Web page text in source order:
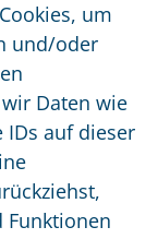
um
und/oder
Daten wie
IDs auf dieser
Funktionen
App.
Store